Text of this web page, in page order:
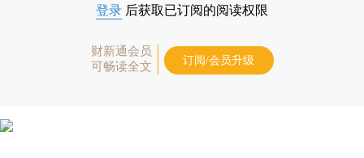
登录 后获取已订阅的阅读权限
财新通会员
可畅读全文
订阅/会员升级